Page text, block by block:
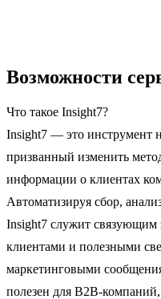
Возможности
Что такое Insight7?
Insight7 — это инструмент
призванный изменить
информации о клиентах
Автоматизируя сбор,
Insight7 служит связующим
клиентами и полезными
маркетинговыми
полезен для B2B-